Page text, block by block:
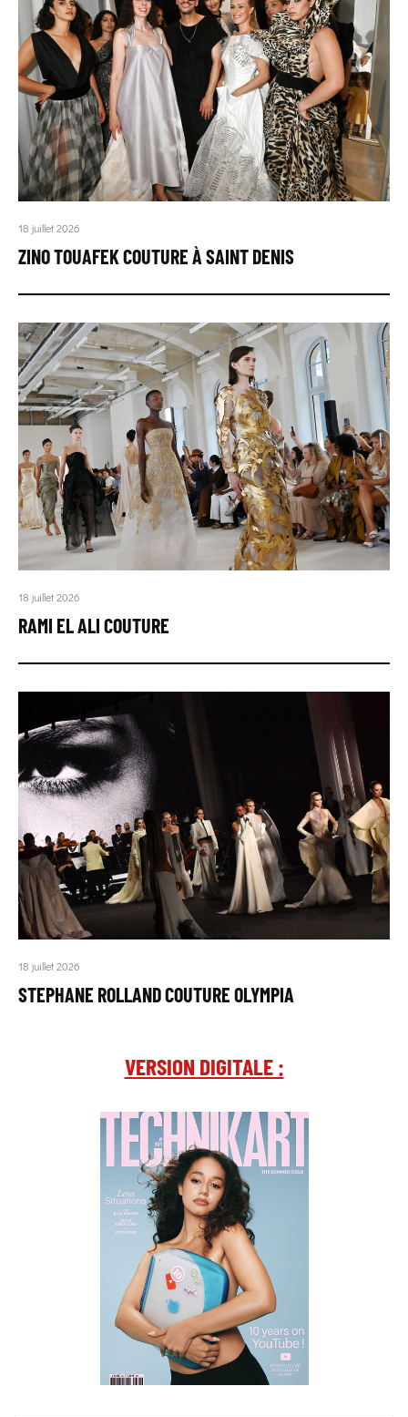
18 juillet 2026
ZINO TOUAFEK COUTURE À SAINT DENIS
18 juillet 2026
RAMI EL ALI COUTURE
18 juillet 2026
STEPHANE ROLLAND COUTURE OLYMPIA
VERSION DIGITALE :